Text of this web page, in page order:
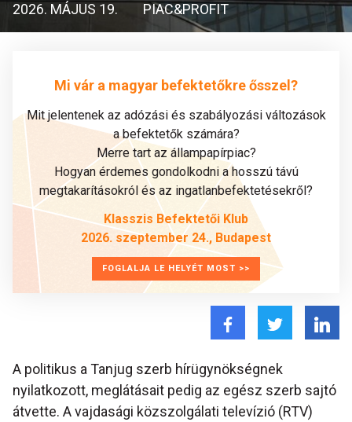
2026. MÁJUS 19. PIAC&PROFIT
Mi vár a magyar befektetőkre ősszel?
Mit jelentenek az adózási és szabályozási változások
a befektetők számára?
Merre tart az állampapírpiac?
Hogyan érdemes gondolkodni a hosszú távú
megtakarításokról és az ingatlanbefektetésekről?
Klasszis Befektetői Klub
2026. szeptember 24., Budapest
FOGLALJA LE HELYÉT MOST >>
A politikus a Tanjug szerb hírügynökségnek
nyilatkozott, meglátásait pedig az egész szerb sajtó
átvette. A vajdasági közszolgálati televízió (RTV)